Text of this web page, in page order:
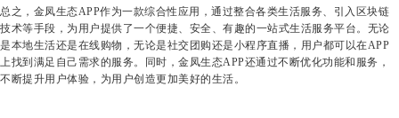
总之，金凤生态APP作为一款综合性应用，通过整合各类生活服务、引入区块链
技术等手段，为用户提供了一个便捷、安全、有趣的一站式生活服务平台。无论
是本地生活还是在线购物，无论是社交团购还是小程序直播，用户都可以在APP
上找到满足自己需求的服务。同时，金凤生态APP还通过不断优化功能和服务，
不断提升用户体验，为用户创造更加美好的生活。